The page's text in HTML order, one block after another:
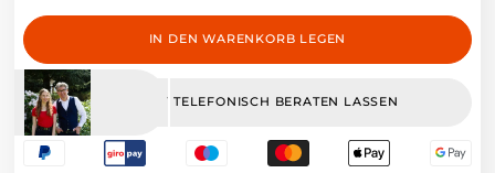
IN DEN WARENKORB LEGEN
JETZT TELEFONISCH BERATEN LASSEN